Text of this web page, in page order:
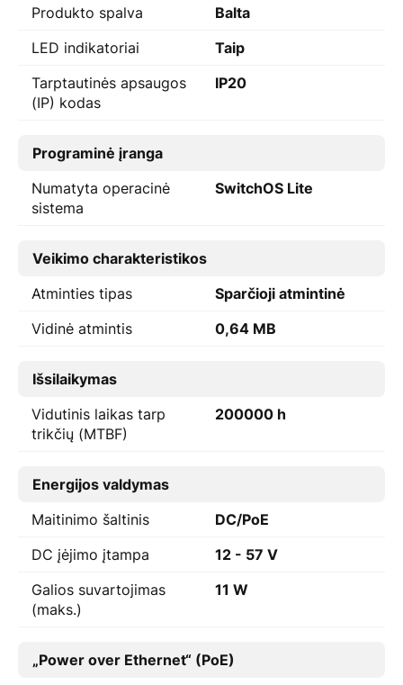
Produkto spalva
Balta
LED indikatoriai
Taip
Tarptautinės apsaugos
(IP) kodas
IP20
Programinė įranga
Numatyta operacinė
sistema
SwitchOS Lite
Veikimo charakteristikos
Atminties tipas
Sparčioji atmintinė
Vidinė atmintis
0,64 MB
Išsilaikymas
Vidutinis laikas tarp
trikčių (MTBF)
200000 h
Energijos valdymas
Maitinimo šaltinis
DC/PoE
DC įėjimo įtampa
12 - 57 V
Galios suvartojimas
(maks.)
11 W
„Power over Ethernet“ (PoE)